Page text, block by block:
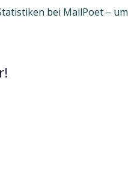
bei MailPoet – um